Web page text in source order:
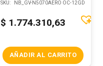
SKU: NB_GV-N5070AERO OC-12GD
$ 1.774.310,63
AÑADIR AL CARRITO